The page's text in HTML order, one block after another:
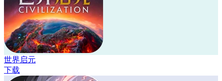
世界启元
下载